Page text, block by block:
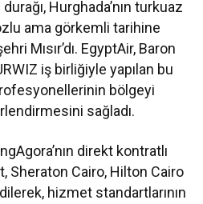
Hurghada’nın turkuaz
ama görkemli tarihine
Mısır’dı. EgyptAir, Baron
iş birliğiyle yapılan bu
bölgeyi
sağladı.
direkt kontratlı
Sheraton Cairo, Hilton Cairo
hizmet standartlarının